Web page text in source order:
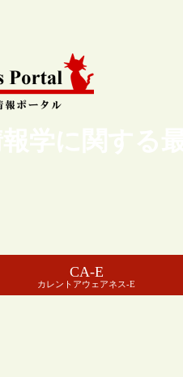
学に関する
CA-E
カレントアウェアネス-E